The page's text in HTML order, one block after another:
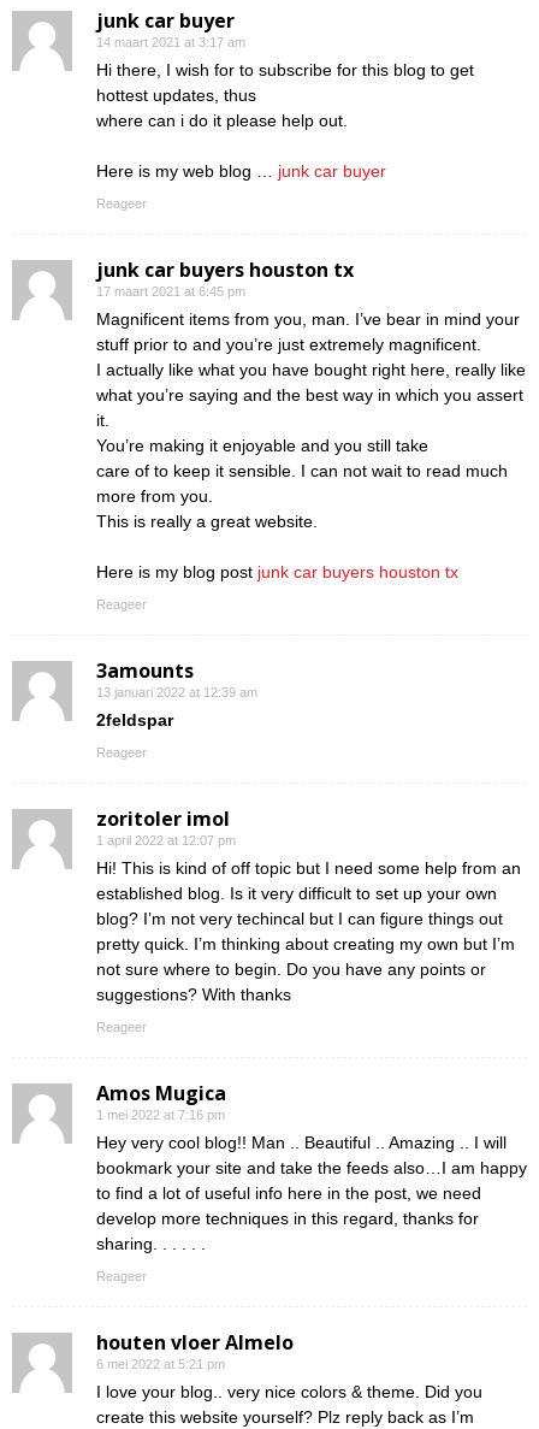
junk car buyer
14 maart 2021 at 3:17 am
Hi there, I wish for to subscribe for this blog to get
hottest updates, thus
where can i do it please help out.
Here is my web blog … junk car buyer
Reageer
junk car buyers houston tx
17 maart 2021 at 6:45 pm
Magnificent items from you, man. I’ve bear in mind your
stuff prior to and you’re just extremely magnificent.
I actually like what you have bought right here, really like
what you’re saying and the best way in which you assert
it.
You’re making it enjoyable and you still take
care of to keep it sensible. I can not wait to read much
more from you.
This is really a great website.
Here is my blog post junk car buyers houston tx
Reageer
3amounts
13 januari 2022 at 12:39 am
2feldspar
Reageer
zoritoler imol
1 april 2022 at 12:07 pm
Hi! This is kind of off topic but I need some help from an
established blog. Is it very difficult to set up your own
blog? I’m not very techincal but I can figure things out
pretty quick. I’m thinking about creating my own but I’m
not sure where to begin. Do you have any points or
suggestions? With thanks
Reageer
Amos Mugica
1 mei 2022 at 7:16 pm
Hey very cool blog!! Man .. Beautiful .. Amazing .. I will
bookmark your site and take the feeds also…I am happy
to find a lot of useful info here in the post, we need
develop more techniques in this regard, thanks for
sharing. . . . . .
Reageer
houten vloer Almelo
6 mei 2022 at 5:21 pm
I love your blog.. very nice colors & theme. Did you
create this website yourself? Plz reply back as I’m